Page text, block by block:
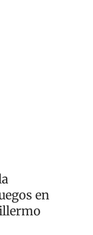
en